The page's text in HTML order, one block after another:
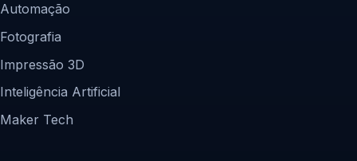
Automação
Fotografia
Impressão 3D
Inteligência Artificial
Maker Tech